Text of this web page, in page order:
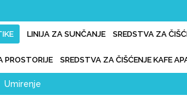
LINIJA ZA SUNČANJE SREDSTVA ZA
PROSTORIJE SREDSTVA ZA ČIŠĆENJE KAFE
Umirenje